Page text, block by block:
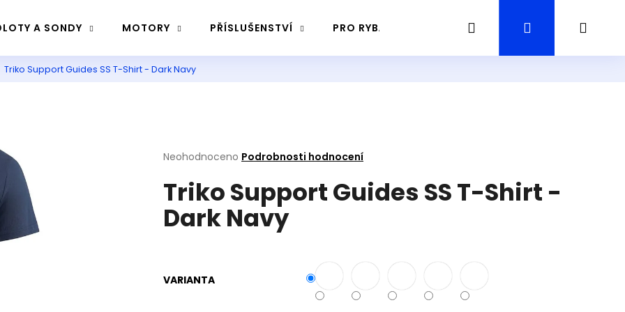
A SONDY MOTORY PŘÍSLUŠENSTVÍ PRO RYBÁŘE PRŮVODCE / GUIDING RYBAŘENÍ
Hledat Přihlášení
Triko Support Guides SS T-Shirt - Dark Navy
Průměrné
produktu
0,0
Neohodnoceno Podrobnosti hodnocení
Triko Support Guides SS T-Shirt -
Dark Navy
VARIANTA
Co potřebujete najít?
Následující